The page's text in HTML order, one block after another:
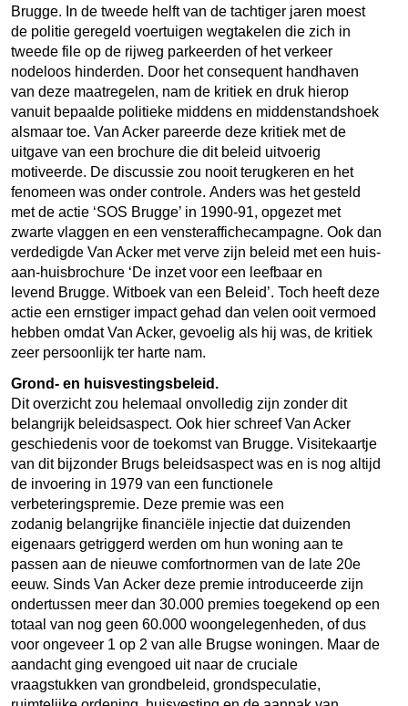
Brugge. In de tweede helft van de tachtiger jaren moest
de politie geregeld voertuigen wegtakelen die zich in
tweede file op de rijweg parkeerden of het verkeer
nodeloos hinderden. Door het consequent handhaven
van deze maatregelen, nam de kritiek en druk hierop
vanuit bepaalde politieke middens en middenstandshoek
alsmaar toe. Van Acker pareerde deze kritiek met de
uitgave van een brochure die dit beleid uitvoerig
motiveerde. De discussie zou nooit terugkeren en het
fenomeen was onder controle. Anders was het gesteld
met de actie ‘SOS Brugge’ in 1990-91, opgezet met
zwarte vlaggen en een vensteraffichecampagne. Ook dan
verdedigde Van Acker met verve zijn beleid met een huis-
aan-huisbrochure ‘De inzet voor een leefbaar en
levend Brugge. Witboek van een Beleid’. Toch heeft deze
actie een ernstiger impact gehad dan velen ooit vermoed
hebben omdat Van Acker, gevoelig als hij was, de kritiek
zeer persoonlijk ter harte nam.
Grond- en huisvestingsbeleid.
Dit overzicht zou helemaal onvolledig zijn zonder dit
belangrijk beleidsaspect. Ook hier schreef Van Acker
geschiedenis voor de toekomst van Brugge. Visitekaartje
van dit bijzonder Brugs beleidsaspect was en is nog altijd
de invoering in 1979 van een functionele
verbeteringspremie. Deze premie was een
zodanig belangrijke financiële injectie dat duizenden
eigenaars getriggerd werden om hun woning aan te
passen aan de nieuwe comfortnormen van de late 20e
eeuw. Sinds Van Acker deze premie introduceerde zijn
ondertussen meer dan 30.000 premies toegekend op een
totaal van nog geen 60.000 woongelegenheden, of dus
voor ongeveer 1 op 2 van alle Brugse woningen. Maar de
aandacht ging evengoed uit naar de cruciale
vraagstukken van grondbeleid, grondspeculatie,